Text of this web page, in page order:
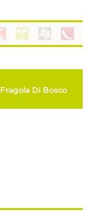
Fragola Di Bosco